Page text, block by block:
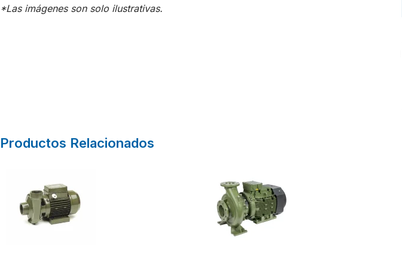
*Las imágenes son solo ilustrativas.
Productos Relacionados